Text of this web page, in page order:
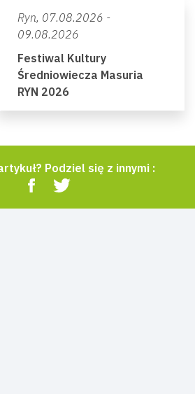
Ryn, 07.08.2026 -
09.08.2026
Festiwal Kultury
Średniowiecza Masuria
RYN 2026
Podziel się z innymi :